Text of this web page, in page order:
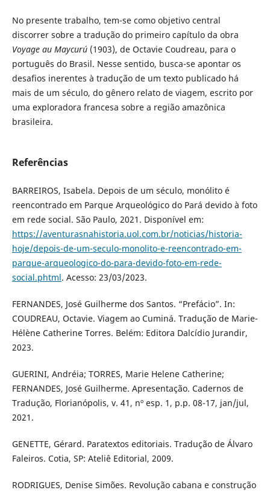
No presente trabalho, tem-se como objetivo central
discorrer sobre a tradução do primeiro capítulo da obra
Voyage au Maycurú (1903), de Octavie Coudreau, para o
português do Brasil. Nesse sentido, busca-se apontar os
desafios inerentes à tradução de um texto publicado há
mais de um século, do gênero relato de viagem, escrito por
uma exploradora francesa sobre a região amazônica
brasileira.
Referências
BARREIROS, Isabela. Depois de um século, monólito é
reencontrado em Parque Arqueológico do Pará devido à foto
em rede social. São Paulo, 2021. Disponível em:
https://aventurasnahistoria.uol.com.br/noticias/historia-
hoje/depois-de-um-seculo-monolito-e-reencontrado-em-
parque-arqueologico-do-para-devido-foto-em-rede-
social.phtml. Acesso: 23/03/2023.
FERNANDES, José Guilherme dos Santos. “Prefácio”. In:
COUDREAU, Octavie. Viagem ao Cuminá. Tradução de Marie-
Hélène Catherine Torres. Belém: Editora Dalcídio Jurandir,
2023.
GUERINI, Andréia; TORRES, Marie Helene Catherine;
FERNANDES, José Guilherme. Apresentação. Cadernos de
Tradução, Florianópolis, v. 41, nº esp. 1, p.p. 08-17, jan/jul,
2021.
GENETTE, Gérard. Paratextos editoriais. Tradução de Álvaro
Faleiros. Cotia, SP: Ateliê Editorial, 2009.
RODRIGUES, Denise Simões. Revolução cabana e construção